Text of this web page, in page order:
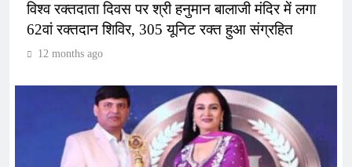
विश्व रक्तदाता दिवस पर श्री हनुमान बालाजी मंदिर में लगा
62वां रक्तदान शिविर, 305 यूनिट रक्त हुआ संग्रहित
12 months ago